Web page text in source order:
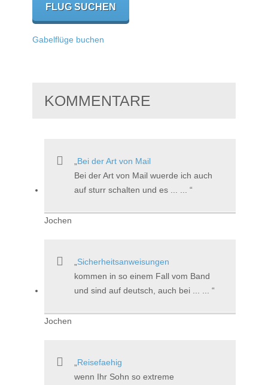
Gabelflüge buchen
KOMMENTARE
Bei der Art von Mail
Bei der Art von Mail wuerde ich auch
auf sturr schalten und es ... ...
Jochen
Sicherheitsanweisungen
kommen in so einem Fall vom Band
und sind auf deutsch, auch bei ... ...
Jochen
Reisefaehig
wenn Ihr Sohn so extreme